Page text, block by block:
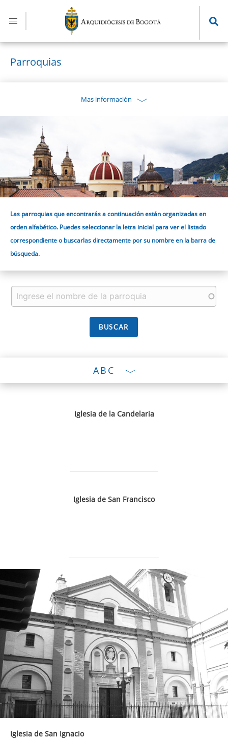
contenido
principal
Parroquias
Mas información
Las parroquias que encontrarás a continuación están organizadas en
orden alfabético. Puedes seleccionar la letra inicial para ver el listado
correspondiente o buscarlas directamente por su nombre en la barra de
búsqueda.
ABC
Iglesia de la Candelaria
Iglesia de San Francisco
Iglesia de San Ignacio